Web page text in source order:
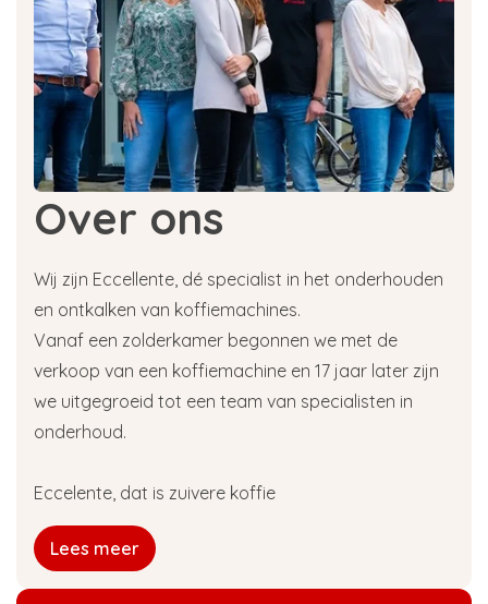
Over ons
Wij zijn Eccellente, dé specialist in het onderhouden
en ontkalken van koffiemachines.
Vanaf een zolderkamer begonnen we met de
verkoop van een koffiemachine en 17 jaar later zijn
we uitgegroeid tot een team van specialisten in
onderhoud.
Eccelente, dat is zuivere koffie
Lees meer